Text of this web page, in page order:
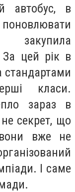
автобус, в
закупила
За цей рік в
стандартами
класи.
зараз в
секрет, що
вже не
І саме